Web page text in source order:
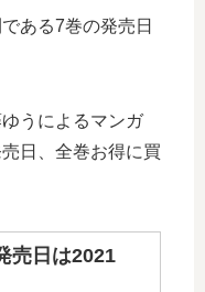
ある7巻の発売日
うによるマンガ
日、全巻お得に買
売日は2021